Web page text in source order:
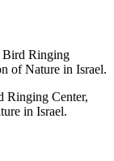
Ringing
of Nature in Israel.
Center,
in Israel.